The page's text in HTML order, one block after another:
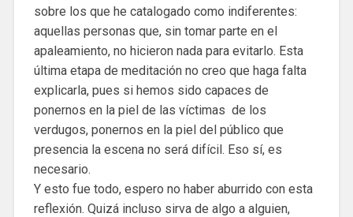
sobre los que he catalogado como indiferentes:
aquellas personas que, sin tomar parte en el
apaleamiento, no hicieron nada para evitarlo. Esta
última etapa de meditación no creo que haga falta
explicarla, pues si hemos sido capaces de
ponernos en la piel de las víctimas de los
verdugos, ponernos en la piel del público que
presencia la escena no será difícil. Eso sí, es
necesario.
Y esto fue todo, espero no haber aburrido con esta
reflexión. Quizá incluso sirva de algo a alguien,